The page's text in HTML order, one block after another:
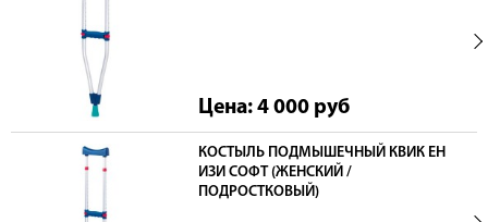
Цена: 4 000 руб
КОСТЫЛЬ ПОДМЫШЕЧНЫЙ КВИК ЕН
ИЗИ СОФТ (ЖЕНСКИЙ /
ПОДРОСТКОВЫЙ)